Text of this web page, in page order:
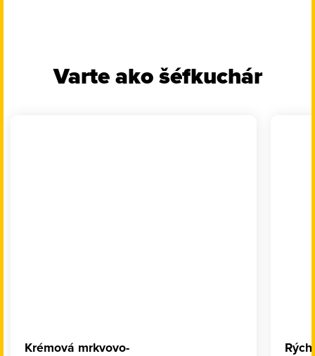
Varte ako šéfkuchár
Krémová mrkvovo-